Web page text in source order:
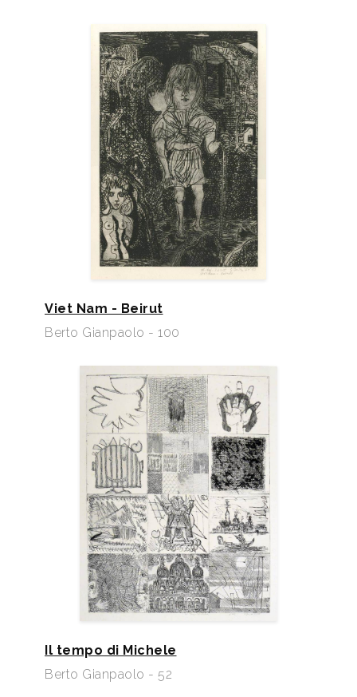
Viet Nam - Beirut
Berto Gianpaolo - 100
Il tempo di Michele
Berto Gianpaolo - 52